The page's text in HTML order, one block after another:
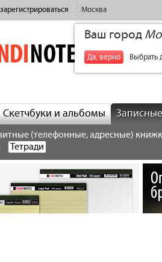
зарегистрироваться Москва
Ваш город
Да, верно Выбрать
indinotes
Скетчбуки и альбомы
(телефонные, адресные)
Тетради